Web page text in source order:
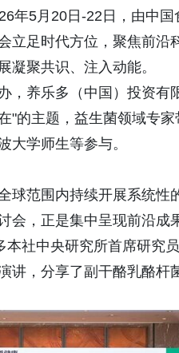
年5月20日-22日，由中
立足时代方位，聚焦前沿
凝聚共识、注入动能。
，养乐多（中国）投资
"的主题，益生菌领域专
大学师生等参与。
球范围内持续开展系统性
会，正是集中呈现前沿成
社中央研究所首席研究
讲，分享了副干酪乳酪